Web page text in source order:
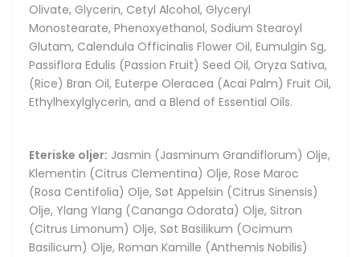
Olivate, Glycerin, Cetyl Alcohol, Glyceryl
Monostearate, Phenoxyethanol, Sodium Stearoyl
Glutam, Calendula Officinalis Flower Oil, Eumulgin Sg,
Passiflora Edulis (Passion Fruit) Seed Oil, Oryza Sativa,
(Rice) Bran Oil, Euterpe Oleracea (Acai Palm) Fruit Oil,
Ethylhexylglycerin, and a Blend of Essential Oils.
Eteriske oljer: Jasmin (Jasminum Grandiflorum) Olje,
Klementin (Citrus Clementina) Olje, Rose Maroc
(Rosa Centifolia) Olje, Søt Appelsin (Citrus Sinensis)
Olje, Ylang Ylang (Cananga Odorata) Olje, Sitron
(Citrus Limonum) Olje, Søt Basilikum (Ocimum
Basilicum) Olje, Roman Kamille (Anthemis Nobilis)